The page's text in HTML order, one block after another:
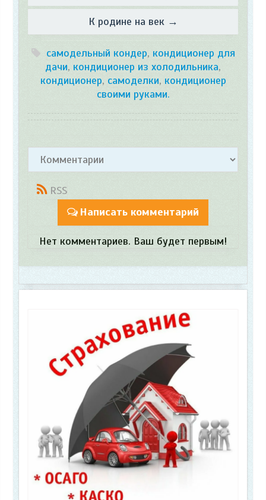
К родине на век →
самодельный кондер, кондиционер для
дачи, кондиционер из холодильника,
кондиционер, самоделки, кондиционер
своими руками.
RSS
Написать комментарий
Нет комментариев. Ваш будет первым!